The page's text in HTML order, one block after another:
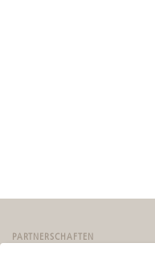
PARTNERSCHAFTEN